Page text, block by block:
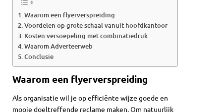
Waarom een flyerverspreiding
Voordelen op grote schaal vanuit hoofdkantoor
Kosten versoepeling met combinatiedruk
Waarom Adverteerweb
Conclusie
Waarom een flyerverspreiding
Als organisatie wil je op efficiënte wijze goede en
mooie doeltreffende reclame maken. Om natuurlijk